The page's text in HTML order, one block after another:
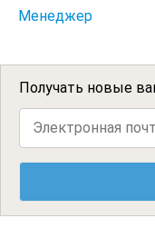
Менеджер
Получать новые